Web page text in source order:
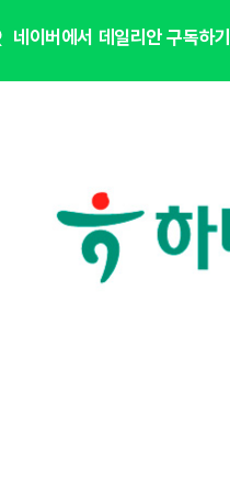
네이버에서 데일리안 구독하기